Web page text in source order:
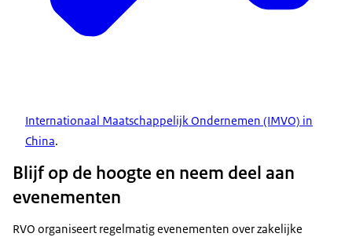
Internationaal Maatschappelijk Ondernemen (IMVO) in
China.
Blijf op de hoogte en neem deel aan
evenementen
RVO organiseert regelmatig evenementen over zakelijke